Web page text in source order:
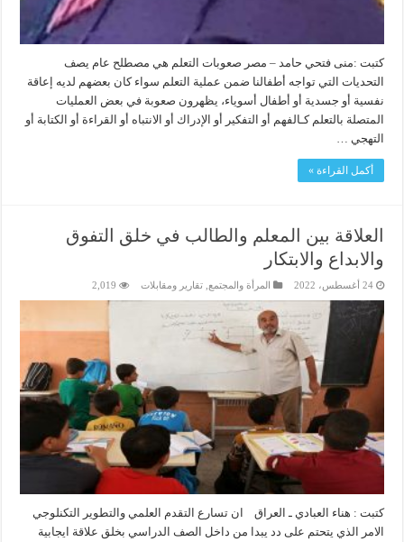
كتبت :منى فتحي حامد – مصر صعوبات التعلم هي مصطلح عام يصف
التحديات التي تواجه أطفالنا ضمن عملية التعلم سواء كان بعضهم لديه إعاقة
نفسية أو جسدية أو أطفال أسوياء، يظهرون صعوبة في بعض العمليات
المتصلة بالتعلم كـالفهم أو التفكير أو الإدراك أو الانتباه أو القراءة أو الكتابة أو
التهجي …
أكمل القراءة »
العلاقة بين المعلم والطالب في خلق التفوق
والابداع والابتكار
24 أغسطس، 2022 المرأة والمجتمع ,تقارير ومقابلات 2,019
كتبت : هناء العبادي ـ العراق ان تسارع التقدم العلمي والتطوير التكنلوجي
الامر الذي يتحتم على دد يبدا من داخل الصف الدراسي بخلق علاقة ايجابية